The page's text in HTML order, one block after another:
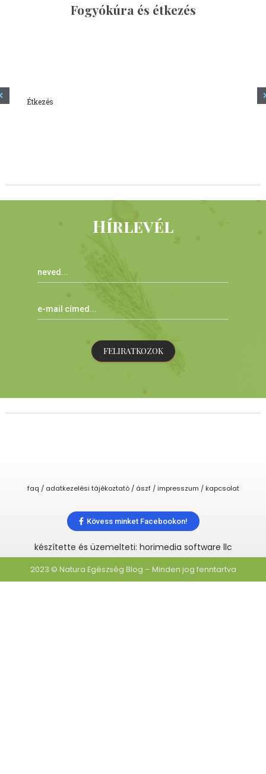
Fogyókúra és étkezés
Étkezés
Hírlevél
FELIRATKOZOK
faq / adatkezelési tájékoztató / ászf / impresszum / kapcsolat
Kövess minket Facebookon!
készítette és üzemelteti: horimedia software llc
2023 © Natura Egészség Blog – Minden jog fenntartva